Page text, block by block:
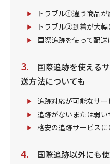
トラブル①違う商品が
トラブル②到着が大幅
国際追跡を使って配送
国際追跡を使える
送方法についても
追跡対応が可能なサー
追跡がないまたは弱い
格安の追跡サービス
国際追跡以外にも